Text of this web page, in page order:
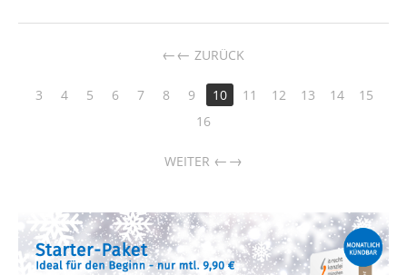
← ZURÜCK
3 4 5 6 7 8 9 10 11 12 13 14
15
16
WEITER →